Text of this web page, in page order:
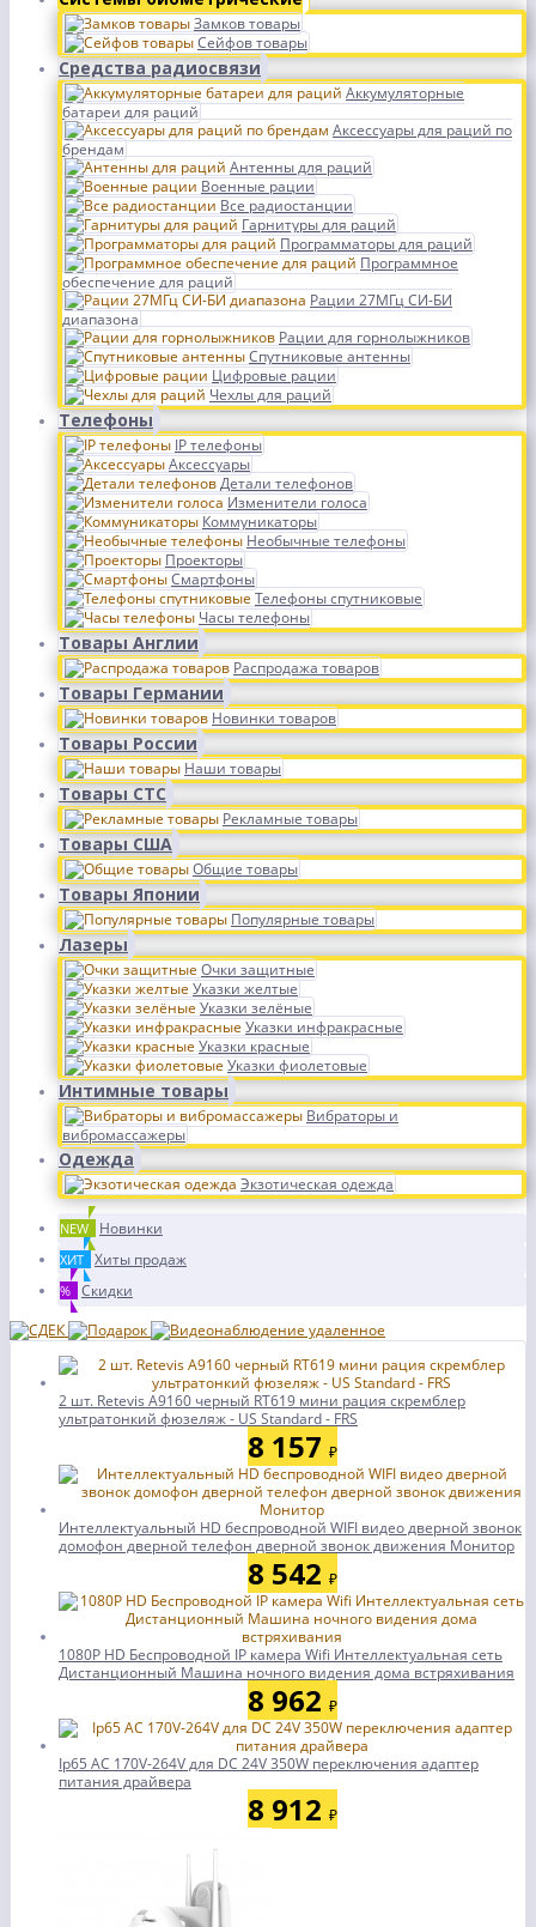
Замков товары
Сейфов товары
Средства радиосвязи
Аккумуляторные
батареи для раций
Аксессуары для раций по
брендам
Антенны для раций
Военные рации
Все радиостанции
Гарнитуры для раций
Программаторы для раций
Программное
обеспечение для раций
Рации 27МГц СИ-БИ
диапазона
Рации для горнолыжников
Спутниковые антенны
Цифровые рации
Чехлы для раций
Телефоны
IP телефоны
Аксессуары
Детали телефонов
Изменители голоса
Коммуникаторы
Необычные телефоны
Проекторы
Смартфоны
Телефоны спутниковые
Часы телефоны
Товары Англии
Распродажа товаров
Товары Германии
Новинки товаров
Товары России
Наши товары
Товары СТС
Рекламные товары
Товары США
Общие товары
Товары Японии
Популярные товары
Лазеры
Очки защитные
Указки желтые
Указки зелёные
Указки инфракрасные
Указки красные
Указки фиолетовые
Интимные товары
Вибраторы и
вибромассажеры
Одежда
Экзотическая одежда
NEW Новинки
ХИТ Хиты продаж
% Скидки
2 шт. Retevis A9160 черный RT619 мини рация скремблер
ультратонкий фюзеляж - US Standard - FRS
8 157 ₽
Интеллектуальный HD беспроводной WIFI видео дверной звонок
домофон дверной телефон дверной звонок движения Монитор
8 542 ₽
1080P HD Беспроводной IP камера Wifi Интеллектуальная сеть
Дистанционный Машина ночного видения дома встряхивания
8 962 ₽
Ip65 AC 170V-264V для DC 24V 350W переключения адаптер
питания драйвера
8 912 ₽